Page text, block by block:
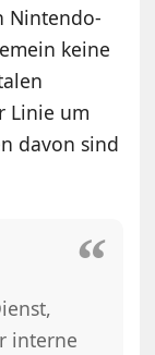
Nintendo-
keine
Linie um
davon sind
interne